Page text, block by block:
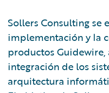
Sollers Consulting se
implementación y la
productos Guidewire,
integración de los
arquitectura